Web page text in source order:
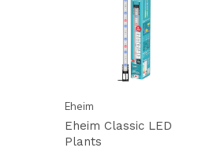
Eheim
Eheim Classic LED
Plants